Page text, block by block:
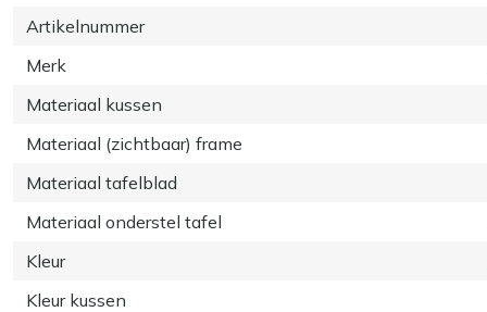
Artikelnummer
Merk
Materiaal kussen
Materiaal (zichtbaar) frame
Materiaal tafelblad
Materiaal onderstel tafel
Kleur
Kleur kussen